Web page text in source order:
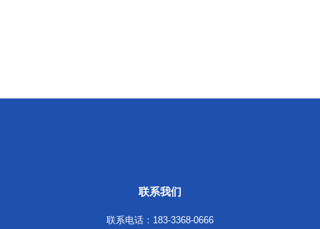
联系我们
联系电话：183-3368-0666